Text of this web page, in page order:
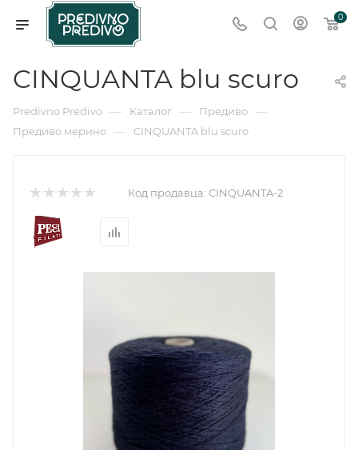
0
CINQUANTA blu scuro
Predivno Predivo — Каталог — Предиво —
Предиво мерино — CINQUANTA blu scuro
Код продавца: CINQUANTA-2